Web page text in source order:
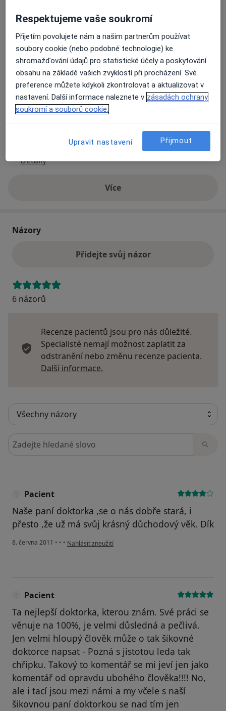
Ordinace praktického lékaře
Přiblížit mapuse otevře v nové záložce
Dostupnost
Na této adrese online kalendář není aktivní
Co mám v takové situaci udělat?
Způsoby platby (soukromé návštěvy)
Na teto adrese lékař přijímá pacienty na pojišťovnu
Detaily
Víceo adrese
Názory
Přidejte svůj názor
6 názorů
Recenze pacientů jsou pro nás důležité.
Specialisté nemají možnost zaplatit za
odstranění nebo změnu recenze pacienta.
Další informace.
Hledejte v názorech
Pacient
Naše paní doktorka ,se o nás dobře stará, i
přesto ,že už má svůj krásný důchodový věk. Dík
8. června 2011 • • • podle názoru uživatele Pacient
Nahlásit zneužití
Pacient
Ta nejlepší doktorka, kterou znám. Své práci se
věnuje na 100%, je velmi důsledná a pečlivá.
Jen velmi hloupý člověk může o tak šikovné
doktorce napsat - Pozná s jistotou leda tak
chřipku. Takový to komentář se mi jeví jen jako
komentář od opravdu ubohého člověka!!!! No,
ale i tací jsou mezi námi a my včele s naší
šikovnou paní doktorkou se nad tím jen
Respektujeme vaše soukromí
Přijetím povolujete nám a našim partnerům používat
soubory cookie (nebo podobné technologie) ke
shromažďování údajů pro statistické účely a poskytování
obsahu na základě vašich zvyklostí při procházení. Své
preference můžete kdykoli zkontrolovat a aktualizovat v
nastavení. Další informace naleznete v zásadách ochrany
soukromí a souborů cookie.
Upravit nastavení Přijmout